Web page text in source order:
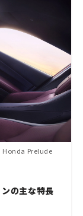
Honda Prelude
の主な特長